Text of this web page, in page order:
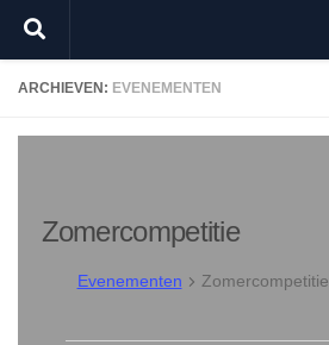
Doorgaan naar inhoud
ARCHIEVEN: EVENEMENTEN
Zomercompetitie
Evenementen Zomercompetitie